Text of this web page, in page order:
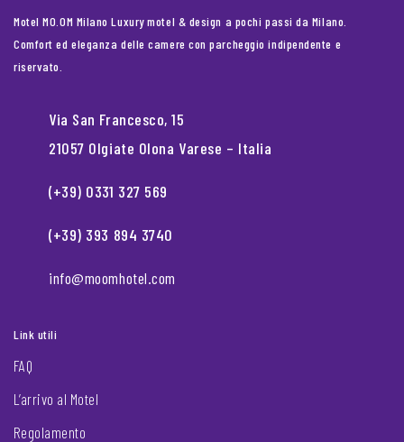
Motel MO.OM Milano Luxury motel & design a pochi passi da Milano.
Comfort ed eleganza delle camere con parcheggio indipendente e
riservato.
Via San Francesco, 15
21057 Olgiate Olona Varese – Italia
(+39) 0331 327 569
(+39) 393 894 3740
info@moomhotel.com
Link utili
FAQ
L’arrivo al Motel
Regolamento